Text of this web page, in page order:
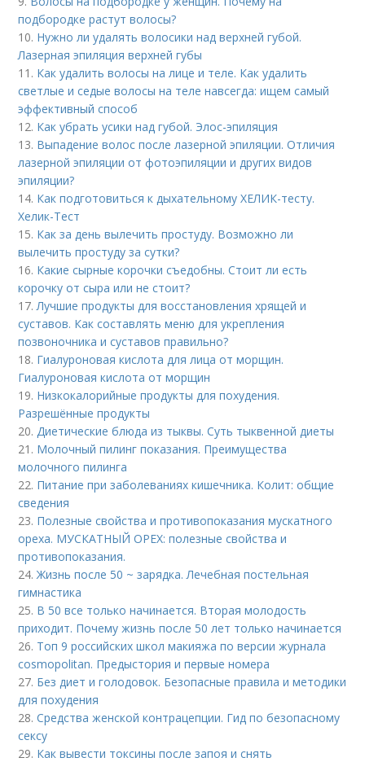
подбородке растут волосы?
10. Нужно ли удалять волосики над верхней губой.
Лазерная эпиляция верхней губы
11. Как удалить волосы на лице и теле. Как удалить
светлые и седые волосы на теле навсегда: ищем самый
эффективный способ
12. Как убрать усики над губой. Элос-эпиляция
13. Выпадение волос после лазерной эпиляции. Отличия
лазерной эпиляции от фотоэпиляции и других видов
эпиляции?
14. Как подготовиться к дыхательному ХЕЛИК-тесту.
Хелик-Тест
15. Как за день вылечить простуду. Возможно ли
вылечить простуду за сутки?
16. Какие сырные корочки съедобны. Стоит ли есть
корочку от сыра или не стоит?
17. Лучшие продукты для восстановления хрящей и
суставов. Как составлять меню для укрепления
позвоночника и суставов правильно?
18. Гиалуроновая кислота для лица от морщин.
Гиалуроновая кислота от морщин
19. Низкокалорийные продукты для похудения.
Разрешённые продукты
20. Диетические блюда из тыквы. Суть тыквенной диеты
21. Молочный пилинг показания. Преимущества
молочного пилинга
22. Питание при заболеваниях кишечника. Колит: общие
сведения
23. Полезные свойства и противопоказания мускатного
ореха. МУСКАТНЫЙ ОРЕХ: полезные свойства и
противопоказания.
24.Жизнь после 50 ~ зарядка. Лечебная постельная
гимнастика
25. В 50 все только начинается. Вторая молодость
приходит. Почему жизнь после 50 лет только начинается
26. Топ 9 российских школ макияжа по версии журнала
cosmopolitan. Предыстория и первые номера
27. Без диет и голодовок. Безопасные правила и методики
для похудения
28.Средства женской контрацепции. Гид по безопасному
сексу
29. Как вывести токсины после запоя и снять